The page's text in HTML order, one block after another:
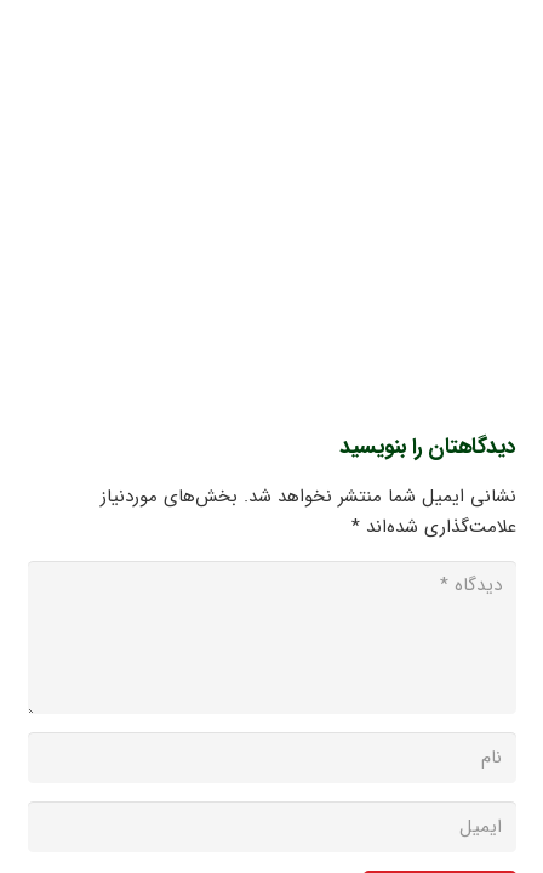
دیدگاهتان را بنویسید
نشانی ایمیل شما منتشر نخواهد شد. بخش‌های موردنیاز
علامت‌گذاری شده‌اند*